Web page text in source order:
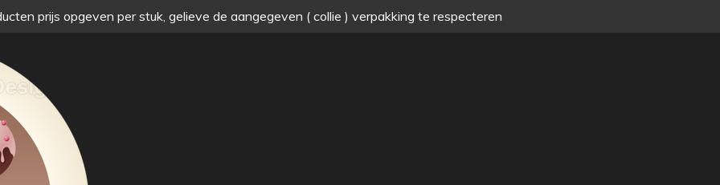
prijs opgeven per stuk, gelieve de aangegeven ( collie ) verpakking te respecteren